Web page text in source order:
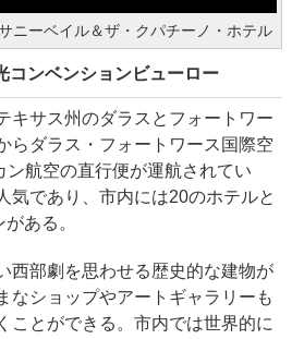
ニーベイル＆ザ・クパチーノ・ホテル
コンベンションビューロー
サス州のダラスとフォートワー
らダラス・フォートワース国際空
ン航空の直行便が運航されてい
気であり、市内には20のホテルと
ある。
西部劇を思わせる歴史的な建物が
なショップやアートギャラリーも
ことができる。市内では世界的に